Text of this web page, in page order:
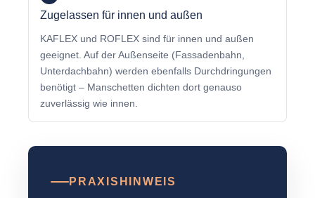
Zugelassen für innen und außen
KAFLEX und ROFLEX sind für innen und außen
geeignet. Auf der Außenseite (Fassadenbahn,
Unterdachbahn) werden ebenfalls Durchdringungen
benötigt – Manschetten dichten dort genauso
zuverlässig wie innen.
PRAXISHINWEIS